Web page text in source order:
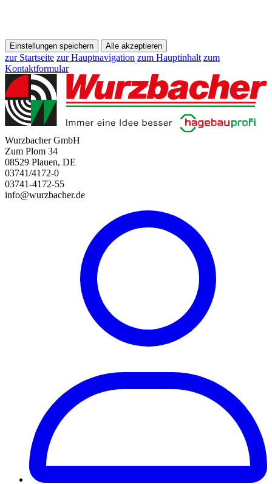
Einstellungen speichern Alle akzeptieren
zur Startseite zur Hauptnavigation zum Hauptinhalt zum
Kontaktformular
Wurzbacher GmbH
Zum Plom 34
08529 Plauen, DE
03741/4172-0
03741-4172-55
info@wurzbacher.de